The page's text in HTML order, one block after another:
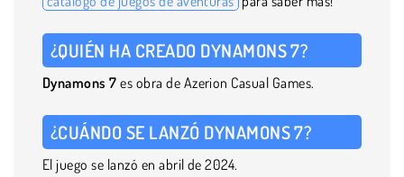
¿QUIÉN HA CREADO DYNAMONS 7?
Dynamons 7 es obra de Azerion Casual Games.
¿CUÁNDO SE LANZÓ DYNAMONS 7?
El juego se lanzó en abril de 2024.